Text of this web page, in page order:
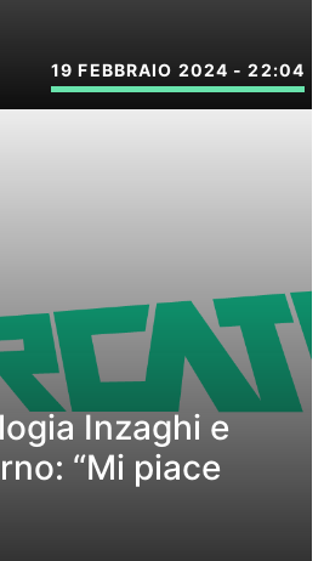
19 FEBBRAIO 2024 - 22:04
Inzaghi e
“Mi piace